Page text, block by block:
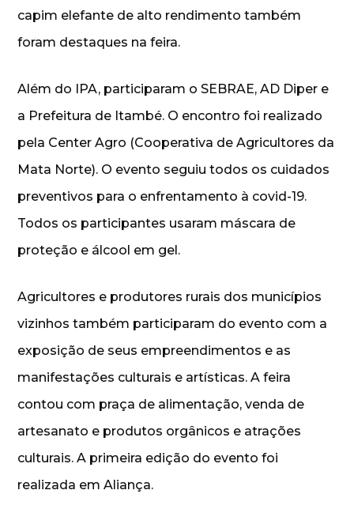
capim elefante de alto rendimento também
foram destaques na feira.
Além do IPA, participaram o SEBRAE, AD Diper e
a Prefeitura de Itambé. O encontro foi realizado
pela Center Agro (Cooperativa de Agricultores da
Mata Norte). O evento seguiu todos os cuidados
preventivos para o enfrentamento à covid-19.
Todos os participantes usaram máscara de
proteção e álcool em gel.
Agricultores e produtores rurais dos municípios
vizinhos também participaram do evento com a
exposição de seus empreendimentos e as
manifestações culturais e artísticas. A feira
contou com praça de alimentação, venda de
artesanato e produtos orgânicos e atrações
culturais. A primeira edição do evento foi
realizada em Aliança.